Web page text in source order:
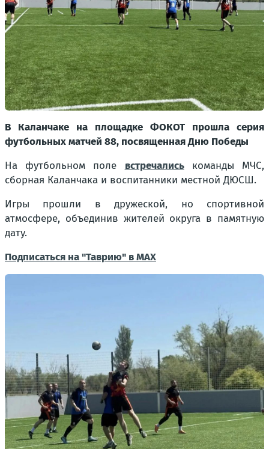
В Каланчаке на площадке ФОКОТ прошла серия
футбольных матчей 88, посвященная Дню Победы
На футбольном поле встречалиськоманды МЧС,
сборная Каланчака и воспитанники местной ДЮСШ.
Игры прошли в дружеской, но спортивной
атмосфере, объединив жителей округа в памятную
дату.
Подписаться на "Таврию" в MAX